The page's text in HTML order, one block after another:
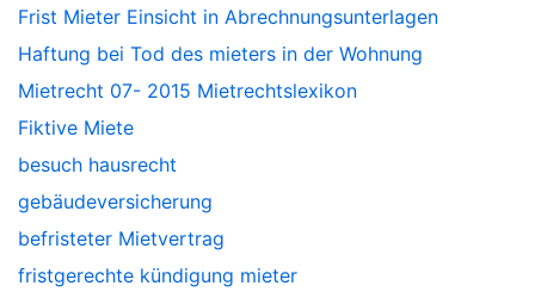
Frist Mieter Einsicht in Abrechnungsunterlagen
Haftung bei Tod des mieters in der Wohnung
Mietrecht 07- 2015 Mietrechtslexikon
Fiktive Miete
besuch hausrecht
gebäudeversicherung
befristeter Mietvertrag
fristgerechte kündigung mieter